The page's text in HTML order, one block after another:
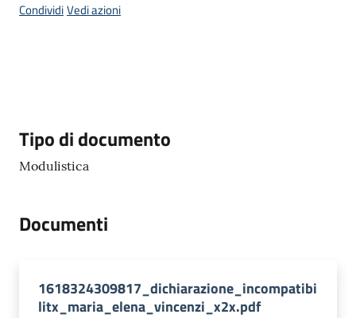
gli
CondividiVedi azioni
Descrizione
Tipo di documento
Modulistica
Documenti
1618324309817_dichiarazione_incompatibi
litx_maria_elena_vincenzi_x2x.pdf